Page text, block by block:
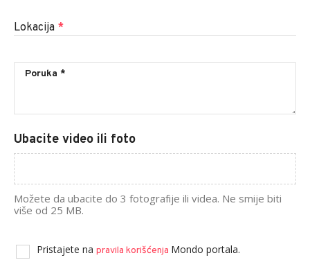
Lokacija *
Ubacite video ili foto
Možete da ubacite do 3 fotografije ili videa. Ne smije biti
više od 25 MB.
Pristajete na pravila korišćenja Mondo portala.